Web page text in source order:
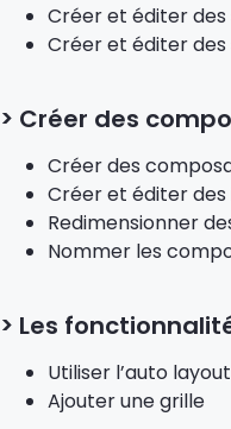
Créer et éditer
Créer et éditer
> Créer des
Créer des
Créer et éditer des
Redimensionner
Nommer les
> Les
Utiliser l’auto layout
Ajouter une grille